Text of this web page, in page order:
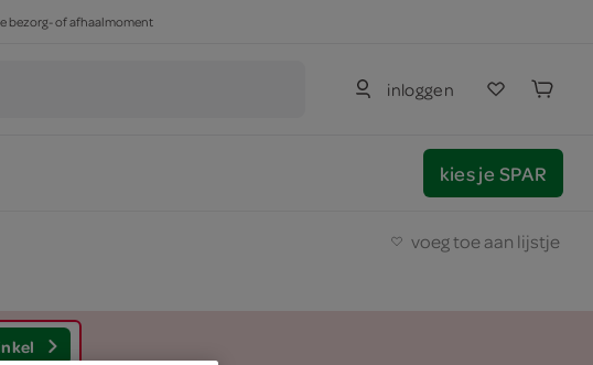
bezorg- of afhaalmoment
inloggen
kies je SPAR
voeg toe aan lijstje